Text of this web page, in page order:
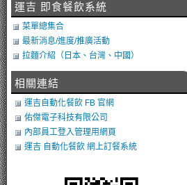
運吉 即食餐飲系統
菜單總集合
最新消息/進度/推廣活動
拉麵介紹（日本、台灣、中國）
相關連結
運吉自動化餐飲 FB 官網
佑傑電子科技有限公司
內部員工登入管理用網頁
運吉 自動化餐飲 網上訂餐系統